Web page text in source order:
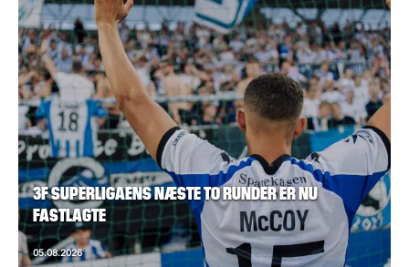
3F SUPERLIGAENS NÆSTE TO RUNDER ER NU
FASTLAGTE
05.08.2026